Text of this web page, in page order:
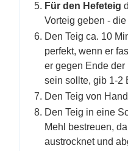
Für den Hefeteig
Vorteig geben -
Den Teig ca. 10
perfekt, wenn er
er gegen Ende
sein sollte, gib 1-2
Den Teig von
Den Teig in eine
Mehl bestreuen,
austrocknet und